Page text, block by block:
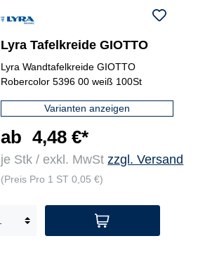
Lyra Tafelkreide GIOTTO
Lyra Wandtafelkreide GIOTTO
Robercolor 5396 00 weiß 100St
Varianten anzeigen
ab 4,48 €*
je Stk / exkl. MwStzzgl. Versand
(Preis Pro 1 ST 0,05 €)